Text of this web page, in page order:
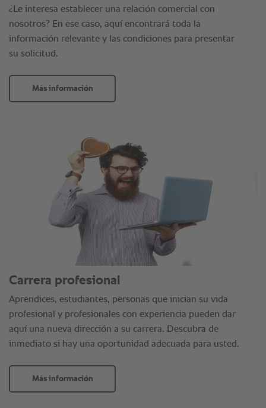
¿Le interesa establecer una relación comercial con
nosotros? En ese caso, aquí encontrará toda la
información relevante y las condiciones para presentar
su solicitud.
Más información
Carrera profesional
Aprendices, estudiantes, personas que inician su vida
profesional y profesionales con experiencia pueden dar
aquí una nueva dirección a su carrera. Descubra de
inmediato si hay una oportunidad adecuada para usted.
Más información